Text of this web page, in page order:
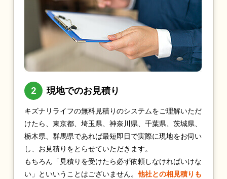
現地でのお見積り
キズナリライフの無料見積りのシステムをご理解いただ
けたら、東京都、埼玉県、神奈川県、千葉県、茨城県、
栃木県、群馬県であれば最短即日で実際に現地をお伺い
し、お見積りをとらせていただきます。
もちろん「見積りを受けたら必ず依頼しなければいけな
い」といいうことはございません。 他社との相見積りも